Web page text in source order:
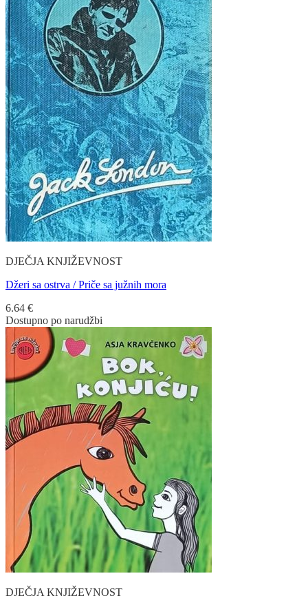
DJEČJA KNJIŽEVNOST
Džeri sa ostrva / Priče sa južnih mora
6.64 €
Dostupno po narudžbi
DJEČJA KNJIŽEVNOST